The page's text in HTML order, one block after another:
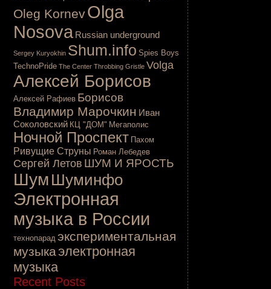
Oleg KornevOlga
Nosova Russian underground
Sergey Kuryokhin Shum.info Spies Boys
TechnoPride The Center Throbbing Gristle Volga
Алексей Борисов
Алексей Рафиев Борисов
Владимир Марочкин Иван
Соколовский КЦ "ДОМ" Мегаполис
Ночной Проспект Пахом
Ривущие Струны Роман Лебедев
Сергей Летов ШУМ И ЯРОСТЬ
Шум Шуминфо
Электронная
музыка в России
технопарад экспериментальная
музыкаэлектронная
музыка
Recent Posts